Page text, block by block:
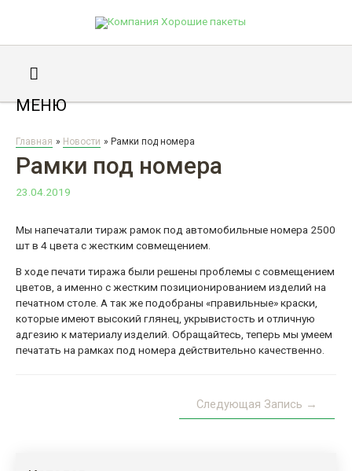
Секция
под
шапкой
МЕНЮ
Главная Новости Рамки под номера
Рамки под номера
23.04.2019
Мы напечатали тираж рамок под автомобильные номера 2500
шт в 4 цвета с жестким совмещением.
В ходе печати тиража были решены проблемы с совмещением
цветов, а именно с жестким позиционированием изделий на
печатном столе. А так же подобраны «правильные» краски,
которые имеют высокий глянец, укрывистость и отличную
адгезию к материалу изделий. Обращайтесь, теперь мы умеем
печатать на рамках под номера действительно качественно.
Следующая Запись →